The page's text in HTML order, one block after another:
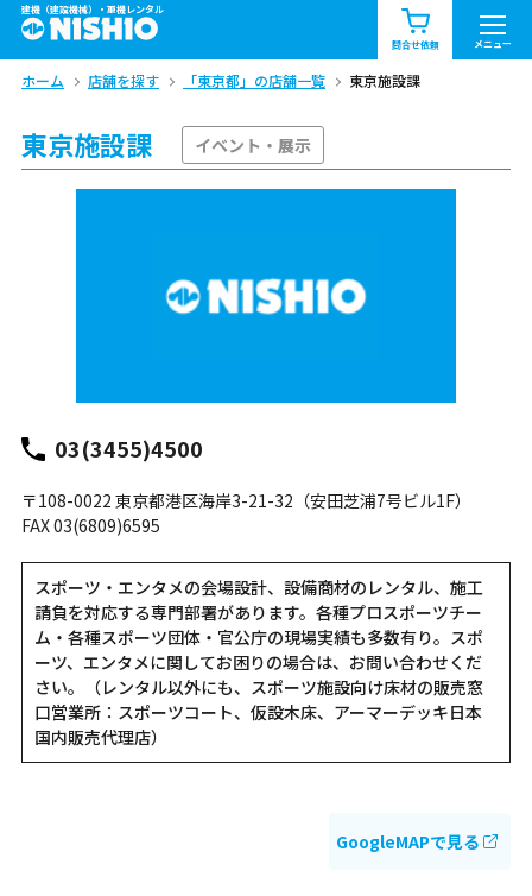
建機（建設機械）・重機レンタル
問合せ依頼 メニュー
商品一覧 お知らせ一覧
問合せ依頼リスト お問合せ
エリア情報を見る
北海道 東北 関東
ホーム 店舗を探す 「東京都」の店舗一覧 東京施設課
東京施設課 イベント・展示
03(3455)4500
〒108-0022 東京都港区海岸3-21-32（安田芝浦7号ビル1F）
FAX 03(6809)6595
スポーツ・エンタメの会場設計、設備商材のレンタル、施工
請負を対応する専門部署があります。各種プロスポーツチー
ム・各種スポーツ団体・官公庁の現場実績も多数有り。スポ
ーツ、エンタメに関してお困りの場合は、お問い合わせくだ
さい。（レンタル以外にも、スポーツ施設向け床材の販売窓
口営業所：スポーツコート、仮設木床、アーマーデッキ日本
国内販売代理店）
GoogleMAPで見る